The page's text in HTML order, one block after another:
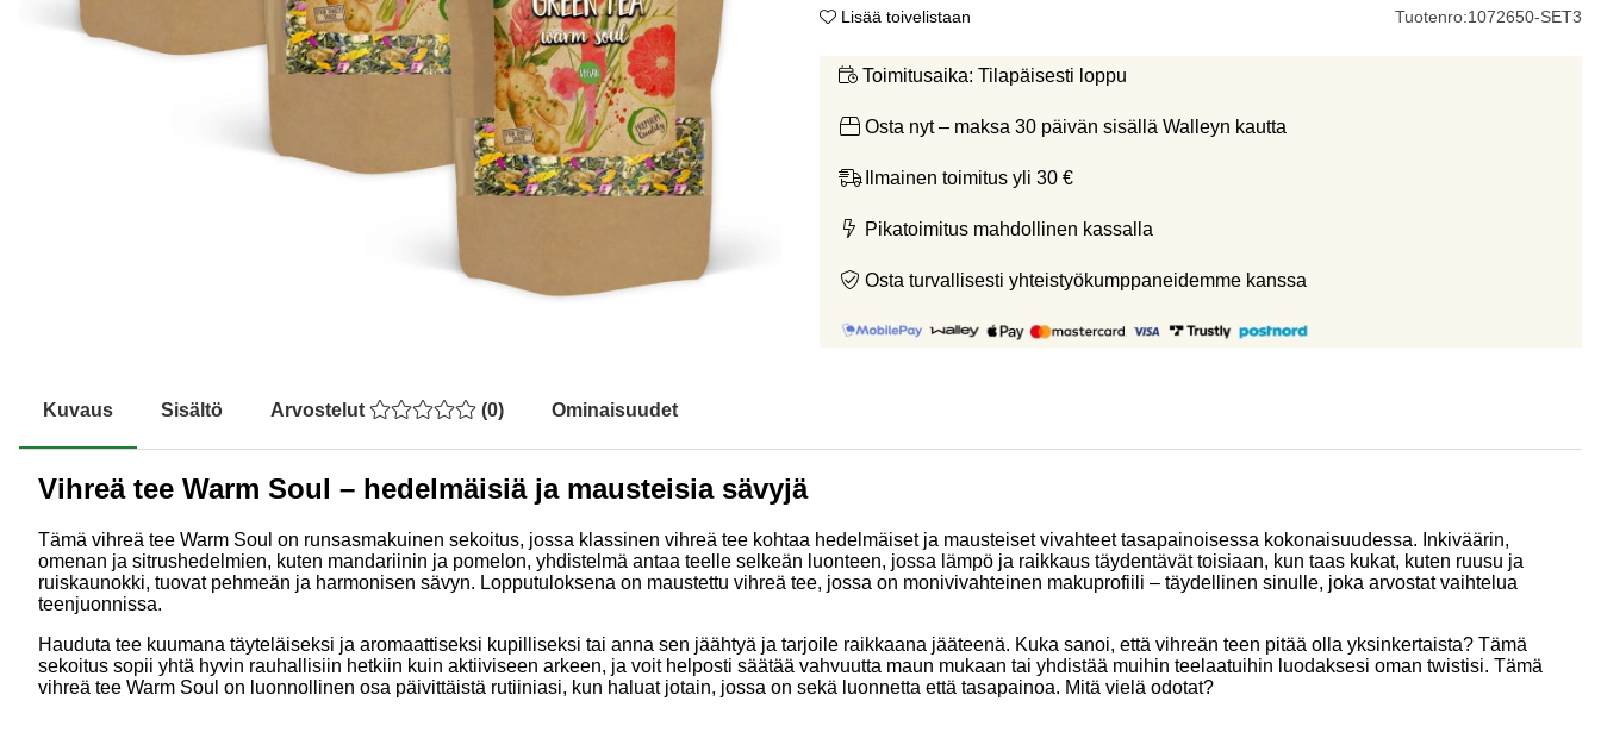
Lisää toivelistaan Tuotenro:1072650-SET3
Toimitusaika: Tilapäisesti loppu
Osta nyt – maksa 30 päivän sisällä Walleyn kautta
Ilmainen toimitus yli 30 €
Pikatoimitus mahdollinen kassalla
Osta turvallisesti yhteistyökumppaneidemme kanssa
Kuvaus Sisältö Arvostelut (0) Ominaisuudet
Vihreä tee Warm Soul – hedelmäisiä ja mausteisia sävyjä
Tämä vihreä tee Warm Soul on runsasmakuinen sekoitus, jossa klassinen vihreä tee kohtaa hedelmäiset ja mausteiset vivahteet tasapainoisessa kokonaisuudessa. Inkiväärin,
omenan ja sitrushedelmien, kuten mandariinin ja pomelon, yhdistelmä antaa teelle selkeän luonteen, jossa lämpö ja raikkaus täydentävät toisiaan, kun taas kukat, kuten ruusu ja
ruiskaunokki, tuovat pehmeän ja harmonisen sävyn. Lopputuloksena on maustettu vihreä tee, jossa on monivivahteinen makuprofiili – täydellinen sinulle, joka arvostat vaihtelua
teenjuonnissa.
Hauduta tee kuumana täyteläiseksi ja aromaattiseksi kupilliseksi tai anna sen jäähtyä ja tarjoile raikkaana jääteenä. Kuka sanoi, että vihreän teen pitää olla yksinkertaista? Tämä
sekoitus sopii yhtä hyvin rauhallisiin hetkiin kuin aktiiviseen arkeen, ja voit helposti säätää vahvuutta maun mukaan tai yhdistää muihin teelaatuihin luodaksesi oman twistisi. Tämä
vihreä tee Warm Soul on luonnollinen osa päivittäistä rutiiniasi, kun haluat jotain, jossa on sekä luonnetta että tasapainoa. Mitä vielä odotat?